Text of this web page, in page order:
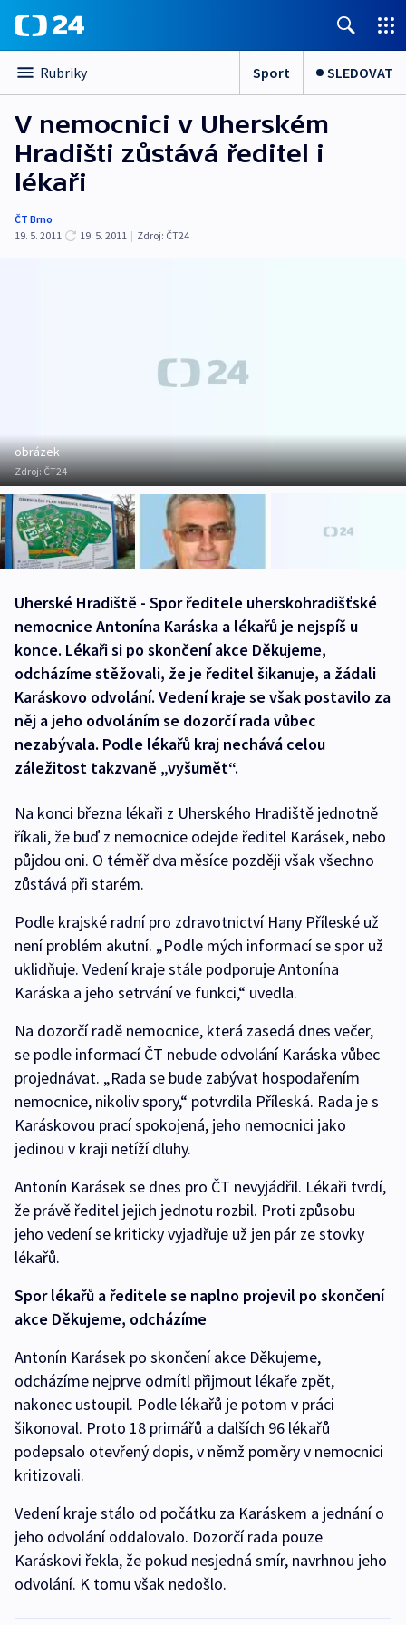
Rubriky Sport SLEDOVAT
V nemocnici v Uherském
Hradišti zůstává ředitel i
lékaři
ČT Brno
19. 5. 2011
19. 5. 2011 | Zdroj: ČT24
obrázek
Zdroj:ČT24
Uherské Hradiště - Spor ředitele uherskohradišťské
nemocnice Antonína Karáska a lékařů je nejspíš u
konce. Lékaři si po skončení akce Děkujeme,
odcházíme stěžovali, že je ředitel šikanuje, a žádali
Karáskovo odvolání. Vedení kraje se však postavilo za
něj a jeho odvoláním se dozorčí rada vůbec
nezabývala. Podle lékařů kraj nechává celou
záležitost takzvaně „vyšumět“.
Na konci března lékaři z Uherského Hradiště jednotně
říkali, že buď z nemocnice odejde ředitel Karásek, nebo
půjdou oni. O téměř dva měsíce později však všechno
zůstává při starém.
Podle krajské radní pro zdravotnictví Hany Příleské už
není problém akutní. „Podle mých informací se spor už
uklidňuje. Vedení kraje stále podporuje Antonína
Karáska a jeho setrvání ve funkci,“ uvedla.
Na dozorčí radě nemocnice, která zasedá dnes večer,
se podle informací ČT nebude odvolání Karáska vůbec
projednávat. „Rada se bude zabývat hospodařením
nemocnice, nikoliv spory,“ potvrdila Příleská. Rada je s
Karáskovou prací spokojená, jeho nemocnici jako
jedinou v kraji netíží dluhy.
Antonín Karásek se dnes pro ČT nevyjádřil. Lékaři tvrdí,
že právě ředitel jejich jednotu rozbil. Proti způsobu
jeho vedení se kriticky vyjadřuje už jen pár ze stovky
lékařů.
Spor lékařů a ředitele se naplno projevil po skončení
akce Děkujeme, odcházíme
Antonín Karásek po skončení akce Děkujeme,
odcházíme nejprve odmítl přijmout lékaře zpět,
nakonec ustoupil. Podle lékařů je potom v práci
šikonoval. Proto 18 primářů a dalších 96 lékařů
podepsalo otevřený dopis, v němž poměry v nemocnici
kritizovali.
Vedení kraje stálo od počátku za Karáskem a jednání o
jeho odvolání oddalovalo. Dozorčí rada pouze
Karáskovi řekla, že pokud nesjedná smír, navrhnou jeho
odvolání. K tomu však nedošlo.